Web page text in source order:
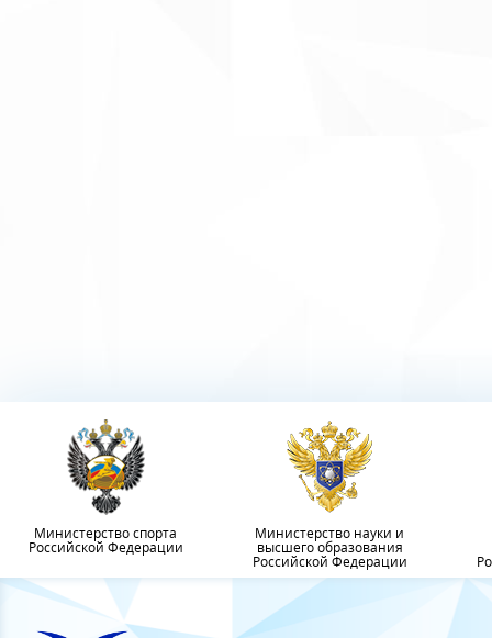
Министерство спорта
Российской Федерации
Министерство науки и
высшего образования
Российской Федерации